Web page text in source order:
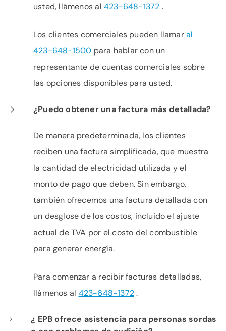
usted, llámenos al 423-648-1372 .
Los clientes comerciales pueden llamaral
423-648-1500 para hablar con un
representante de cuentas comerciales sobre
las opciones disponibles para usted.
¿Puedo obtener una factura más detallada?
De manera predeterminada, los clientes
reciben una factura simplificada, que muestra
la cantidad de electricidad utilizada y el
monto de pago que deben. Sin embargo,
también ofrecemos una factura detallada con
un desglose de los costos, incluido el ajuste
actual de TVA por el costo del combustible
para generar energía.
Para comenzar a recibir facturas detalladas,
llámenos al 423-648-1372.
¿ EPB ofrece asistencia para personas sordas